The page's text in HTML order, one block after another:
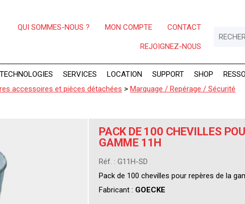
QUI SOMMES-NOUS ? MON COMPTE CONTACT
REJOIGNEZ-NOUS
TECHNOLOGIES SERVICES LOCATION SUPPORT SHOP
accessoires et pièces détachées > Marquage / Repérage / Sécurité
PACK DE 100 CHEVILLES
GAMME 11H
Réf. : G11H-SD
Pack de 100 chevilles pour repères de la
Fabricant : GOECKE